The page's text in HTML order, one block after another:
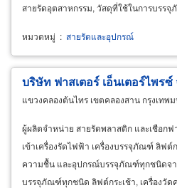
สายรัดอุตสาหกรรม, วัสดุที่ใช้ในการบรร
หมวดหมู่ : สายรัดและอุปกรณ์
บริษัท ฟาสเตอร์ เอ็นเตอร์ไพรซ์
แขวงคลองต้นไทร เขตคลองสาน กรุงเทพ
ผู้ผลิตจำหน่าย สายรัดพลาสติก และเชือกฟ
เข้าเครื่องรัดไฟฟ้า เครื่องบรรจุภัณฑ์ ลิฟต์
ความชื้น และอุปกรณ์บรรจุภัณฑ์ทุกชนิดจา
บรรจุภัณฑ์ทุกชนิด ลิฟต์กระเช้า, เครื่องวัด